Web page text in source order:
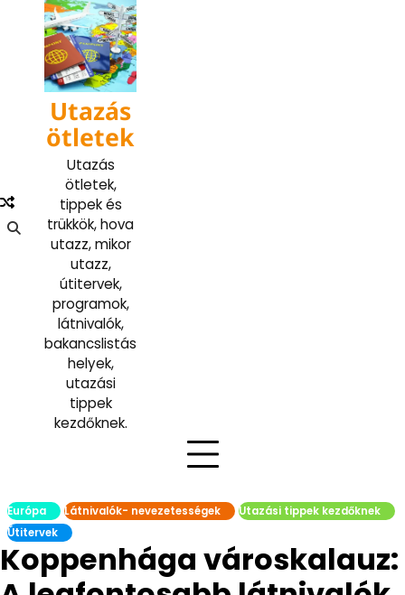
content
Utazás
ötletek
Utazás
ötletek,
tippek és
trükkök, hova
utazz, mikor
utazz,
útitervek,
programok,
látnivalók,
bakancslistás
helyek,
utazási
tippek
kezdőknek.
Európa Látnivalók- nevezetességek
Utazási tippek kezdőknek
Útitervek
Koppenhága városkalauz: